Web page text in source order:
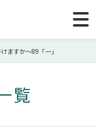
ますか～89「一」
覧